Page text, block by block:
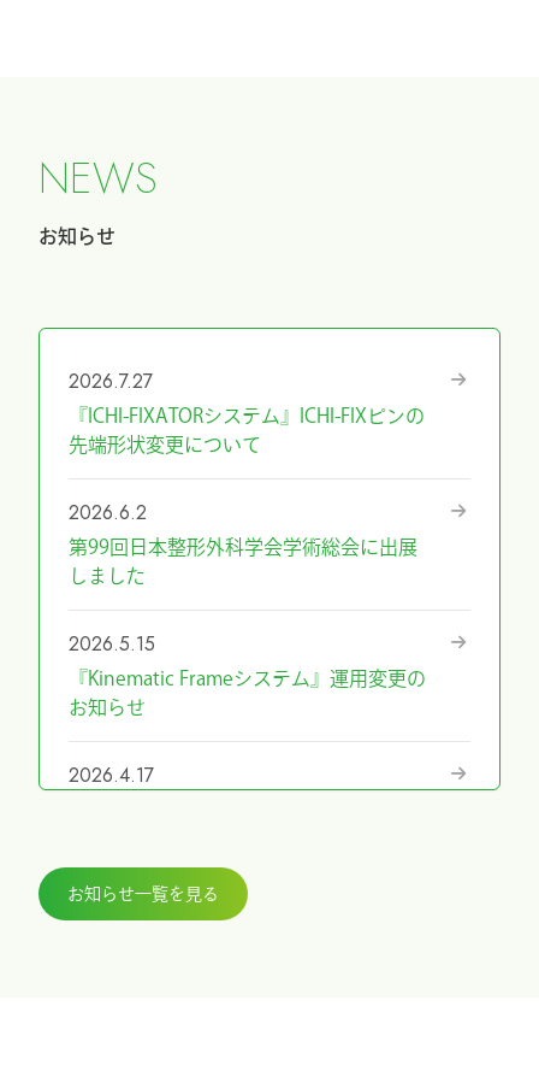
NEWS
お知らせ
2026.7.27
『ICHI-FIXATORシステム』ICHI-FIXピンの
先端形状変更について
2026.6.2
第99回日本整形外科学会学術総会に出展
しました
2026.5.15
『Kinematic Frameシステム』運用変更の
お知らせ
2026.4.17
2026.3.27
お知らせ一覧を見る